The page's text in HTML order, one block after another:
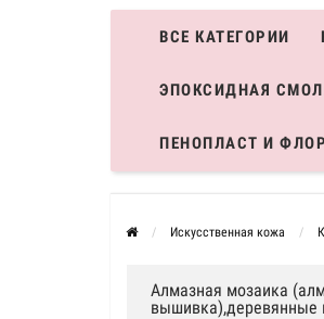
ВСЕ КАТЕГОРИИ
ЭПОКСИДНАЯ
ПЕНОПЛАСТ И
Искусственная кожа
Алмазная мозаика
вышивка),деревянные